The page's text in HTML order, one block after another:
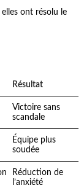
ont résolu le
Résultat
Victoire sans
scandale
Équipe plus
soudée
Réduction de
l’anxiété